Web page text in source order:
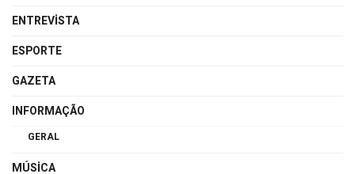
ENTREVISTA
ESPORTE
GAZETA
INFORMAÇÃO
GERAL
MÚSICA